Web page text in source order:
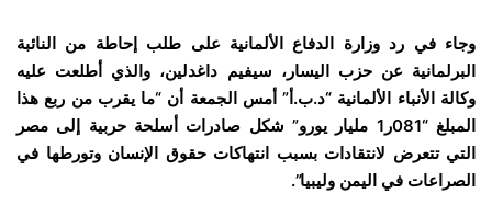
وجاء في رد وزارة الدفاع الألمانية على طلب إحاطة من النائبة
البرلمانية عن حزب اليسار، سيفيم داغدلين، والذي أطلعت عليه
وكالة الأنباء الألمانية “د.ب.أ” أمس الجمعة أن “ما يقرب من ربع هذا
المبلغ “081ر1 مليار يورو” شكل صادرات أسلحة حربية إلى مصر
التي تتعرض لانتقادات بسبب انتهاكات حقوق الإنسان وتورطها في
الصراعات في اليمن وليبيا”.